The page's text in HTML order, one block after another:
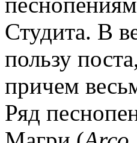
Студита. В
пользу
причем
Ряд